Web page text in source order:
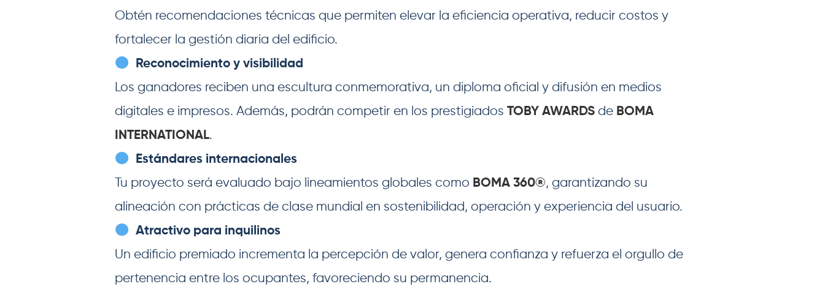
Obtén recomendaciones técnicas que permiten elevar la eficiencia operativa, reducir costos y
fortalecer la gestión diaria del edificio.
Reconocimiento y visibilidad
Los ganadores reciben una escultura conmemorativa, un diploma oficial y difusión en medios
digitales e impresos. Además, podrán competir en los prestigiados TOBY AWARDS de BOMA
INTERNATIONAL.
Estándares internacionales
Tu proyecto será evaluado bajo lineamientos globales como BOMA 360®, garantizando su
alineación con prácticas de clase mundial en sostenibilidad, operación y experiencia del usuario.
Atractivo para inquilinos
Un edificio premiado incrementa la percepción de valor, genera confianza y refuerza el orgullo de
pertenencia entre los ocupantes, favoreciendo su permanencia.